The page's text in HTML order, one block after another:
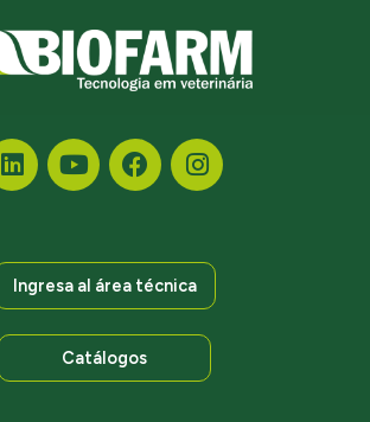
Ingresa al área técnica
Catálogos